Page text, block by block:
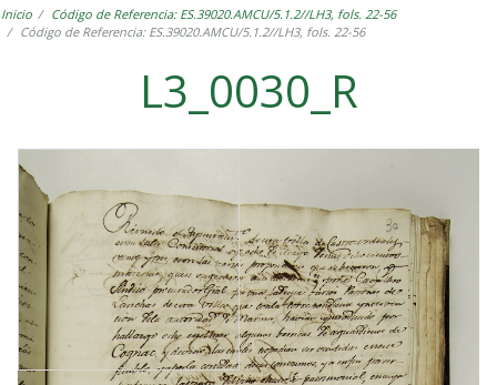
Inicio
Código de Referencia: ES.39020.AMCU/5.1.2//LH3, fols. 22-56
Código de Referencia: ES.39020.AMCU/5.1.2//LH3, fols. 22-56
L3_0030_R